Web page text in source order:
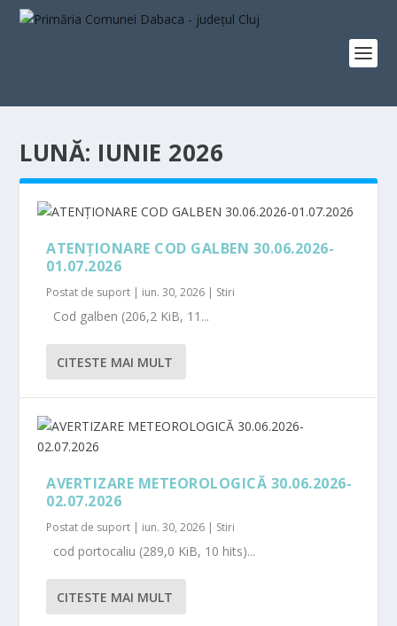
LUNĂ: IUNIE 2026
ATENȚIONARE COD GALBEN 30.06.2026-
01.07.2026
Postat de suport | iun. 30, 2026 | Stiri
Cod galben (206,2 KiB, 11...
CITESTE MAI MULT
AVERTIZARE METEOROLOGICĂ 30.06.2026-
02.07.2026
Postat de suport | iun. 30, 2026 | Stiri
cod portocaliu (289,0 KiB, 10 hits)...
CITESTE MAI MULT